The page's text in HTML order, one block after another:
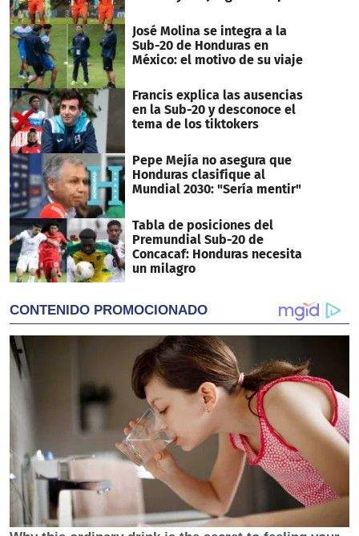
José Molina se integra a la
Sub-20 de Honduras en
México: el motivo de su viaje
Francis explica las ausencias
en la Sub-20 y desconoce el
tema de los tiktokers
Pepe Mejía no asegura que
Honduras clasifique al
Mundial 2030: "Sería mentir"
Tabla de posiciones del
Premundial Sub-20 de
Concacaf: Honduras necesita
un milagro